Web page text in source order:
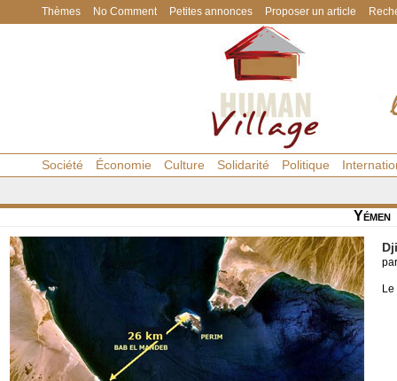
Thèmes No Comment Petites annonces Proposer un article
Société Économie Culture Solidarité Politique
Yémen